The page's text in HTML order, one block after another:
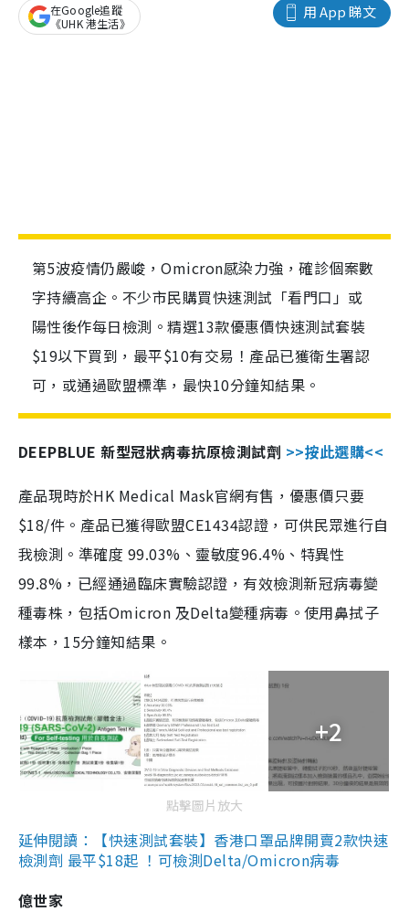
用 App 睇文
在Google追蹤
《UHK 港生活》
第5波疫情仍嚴峻，Omicron感染力強，確診個案數
字持續高企。不少市民購買快速測試「看門口」或
陽性後作每日檢測。精選13款優惠價快速測試套裝
$19以下買到，最平$10有交易！產品已獲衛生署認
可，或通過歐盟標準，最快10分鐘知結果。
DEEPBLUE 新型冠狀病毒抗原檢測試劑 >>按此選購<<
產品現時於HK Medical Mask官網有售，優惠價只要
$18/件。產品已獲得歐盟CE1434認證，可供民眾進行自
我檢測。準確度 99.03%、靈敏度96.4%、特異性
99.8%，已經通過臨床實驗認證，有效檢測新冠病毒變
種毒株，包括Omicron 及Delta變種病毒。使用鼻拭子
樣本，15分鐘知結果。
+2
點擊圖片放大
延伸閱讀：【快速測試套裝】香港口罩品牌開賣2款快速
檢測劑 最平$18起 ！可檢測Delta/Omicron病毒
億世家